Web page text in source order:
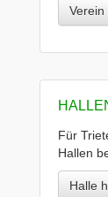
Verein
Für
Hallen
Halle